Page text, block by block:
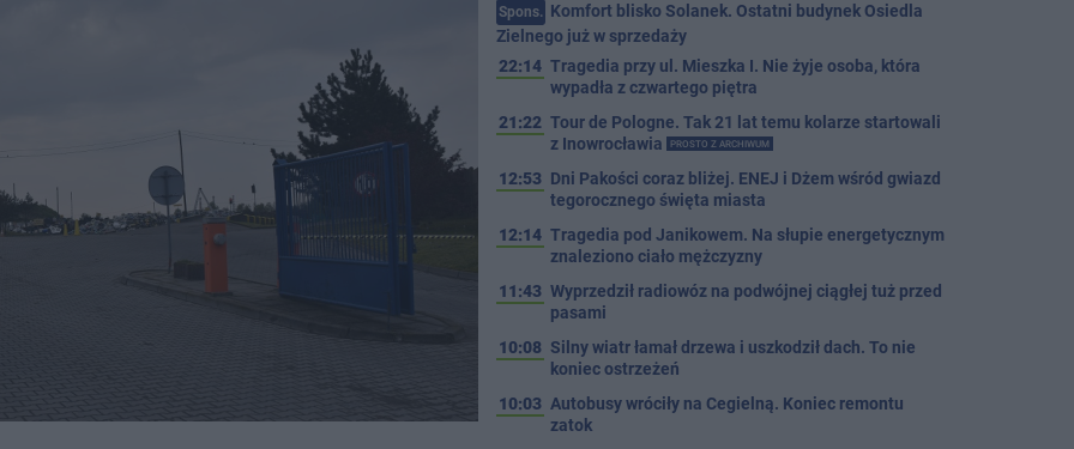
Spons. Komfort blisko Solanek. Ostatni budynek Osiedla
Zielnego już w sprzedaży
22:14 Tragedia przy ul. Mieszka I. Nie żyje osoba, która
wypadła z czwartego piętra
21:22 Tour de Pologne. Tak 21 lat temu kolarze startowali
z Inowrocławia
PROSTO Z ARCHIWUM
12:53 Dni Pakości coraz bliżej. ENEJ i Dżem wśród gwiazd
tegorocznego święta miasta
12:14 Tragedia pod Janikowem. Na słupie energetycznym
znaleziono ciało mężczyzny
11:43 Wyprzedził radiowóz na podwójnej ciągłej tuż przed
pasami
10:08 Silny wiatr łamał drzewa i uszkodził dach. To nie
koniec ostrzeżeń
10:03 Autobusy wróciły na Cegielną. Koniec remontu
zatok